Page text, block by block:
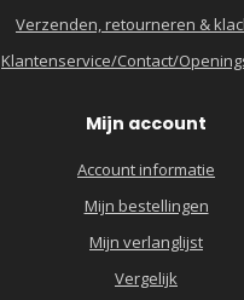
Verzenden, retourneren &
Klantenservice/Contact/
Mijn account
Account informatie
Mijn bestellingen
Mijn verlanglijst
Vergelijk